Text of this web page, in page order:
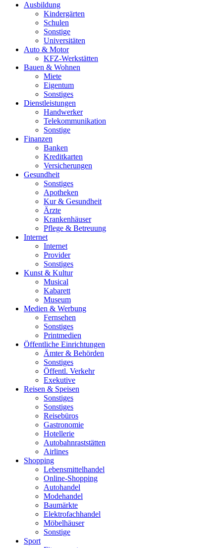
Ausbildung
Kindergärten
Schulen
Sonstige
Universitäten
Auto & Motor
KFZ-Werkstätten
Bauen & Wohnen
Miete
Eigentum
Sonstiges
Dienstleistungen
Handwerker
Telekommunikation
Sonstige
Finanzen
Banken
Kreditkarten
Versicherungen
Gesundheit
Sonstiges
Apotheken
Kur & Gesundheit
Ärzte
Krankenhäuser
Pflege & Betreuung
Internet
Internet
Provider
Sonstiges
Kunst & Kultur
Musical
Kabarett
Museum
Medien & Werbung
Fernsehen
Sonstiges
Printmedien
Öffentliche Einrichtungen
Ämter & Behörden
Sonstiges
Öffentl. Verkehr
Exekutive
Reisen & Speisen
Sonstiges
Sonstiges
Reisebüros
Gastronomie
Hotellerie
Autobahnraststätten
Airlines
Shopping
Lebensmittelhandel
Online-Shopping
Autohandel
Modehandel
Baumärkte
Elektrofachhandel
Möbelhäuser
Sonstige
Sport